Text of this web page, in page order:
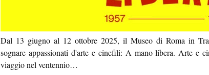
Dal 13 giugno al 12 ottobre 2025, il Museo di Roma in
sognare appassionati d'arte e cinefili: A mano libera. Arte e
viaggio nel ventennio…